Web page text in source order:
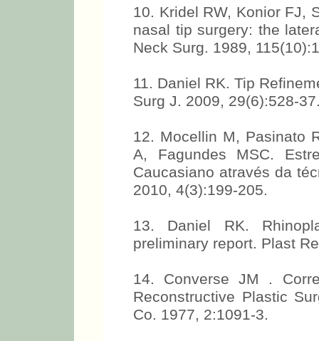
10. Kridel RW, Konior FJ,
nasal tip surgery: the
Neck Surg. 1989,
11. Daniel RK. Tip
Surg J. 2009, 29(6):528-
12. Mocellin M, Pasinato
A, Fagundes MSC.
Caucasiano através da
2010, 4(3):199-205.
13. Daniel RK.
preliminary report. Plast
14. Converse JM .
Reconstructive Plastic
Co. 1977, 2:1091-3.